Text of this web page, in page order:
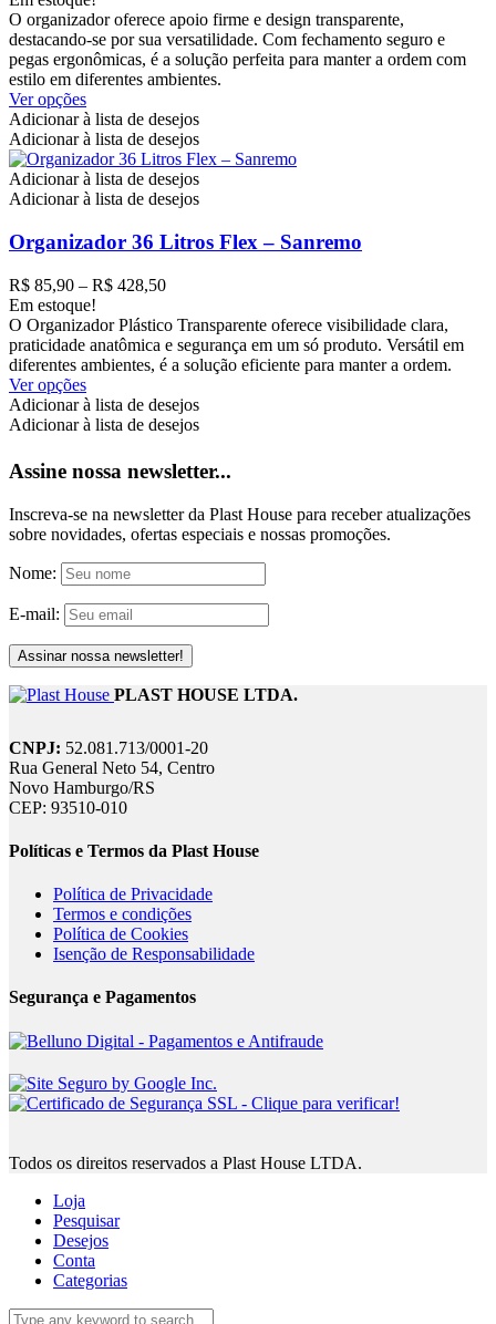
página
do
produto
preço:
R$ 53,90
através
R$ 269,50
O organizador oferece apoio firme e design transparente,
destacando-se por sua versatilidade. Com fechamento seguro e
pegas ergonômicas, é a solução perfeita para manter a ordem com
estilo em diferentes ambientes.
Ver opçõesEste
produto
tem
várias
variantes.
As
podem
ser
escolhidas
na
página
do
produto
Adicionar à lista de desejos
Adicionar à lista de desejos
Adicionar à lista de desejos
Adicionar à lista de desejos
Organizador 36 Litros Flex – Sanremo
R$ 85,90 – R$ 428,50Faixa
preço:
R$ 85,90
através
Em estoque!
O Organizador Plástico Transparente oferece visibilidade clara,
praticidade anatômica e segurança em um só produto. Versátil em
diferentes ambientes, é a solução eficiente para manter a ordem.
Ver opçõesEste
produto
tem
As
podem
ser
escolhidas
na
página
do
produto
Adicionar à lista de desejos
Adicionar à lista de desejos
Assine nossa newsletter...
Inscreva-se na newsletter da Plast House para receber atualizações
sobre novidades, ofertas especiais e nossas promoções.
Nome:
E-mail:
PLAST HOUSE LTDA.
CNPJ: 52.081.713/0001-20
Rua General Neto 54, Centro
Novo Hamburgo/RS
CEP: 93510-010
Políticas e Termos da Plast House
Política de Privacidade
Termos e condições
Política de Cookies
Isenção de Responsabilidade
Segurança e Pagamentos
Todos os direitos reservados a Plast House LTDA.
Loja
Pesquisar
Desejos
Conta
Categorias